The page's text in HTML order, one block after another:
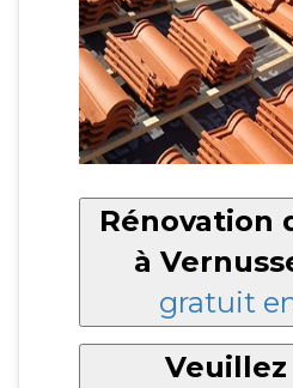
Rénovation
à
gratuit